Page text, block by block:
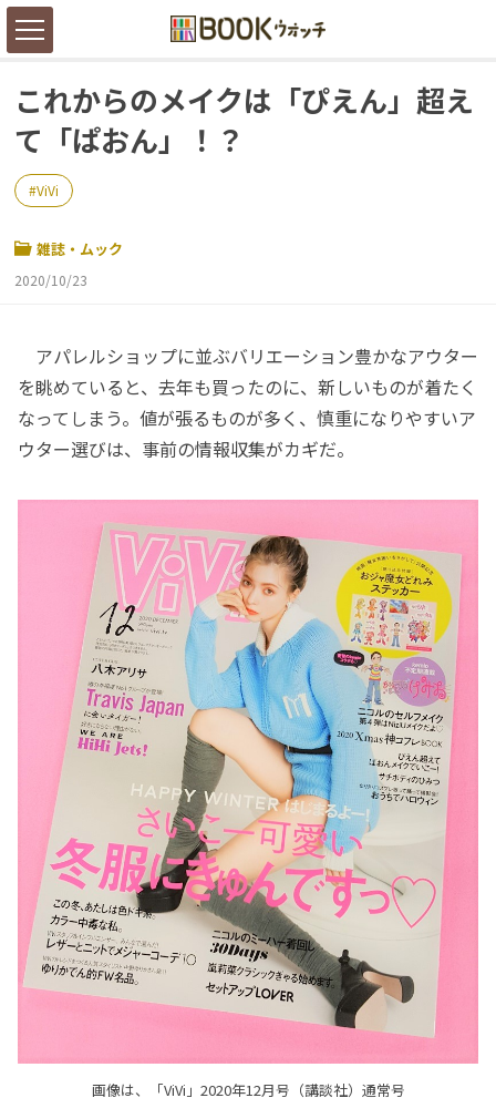
これからのメイクは「ぴえん」超え
て「ぱおん」！？
ViVi
雑誌・ムック
2020/10/23
アパレルショップに並ぶバリエーション豊かなアウター
を眺めていると、去年も買ったのに、新しいものが着たく
なってしまう。値が張るものが多く、慎重になりやすいア
ウター選びは、事前の情報収集がカギだ。
画像は、「ViVi」2020年12月号（講談社）通常号